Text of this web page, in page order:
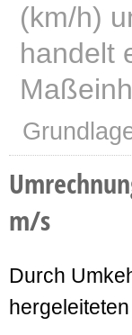
(km/h)
handelt
m/s
Durch